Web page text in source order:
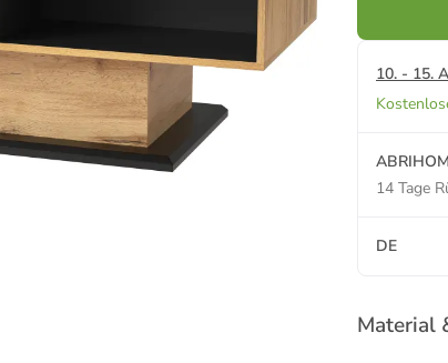
10. - 15.
14 Tage
DE
Material